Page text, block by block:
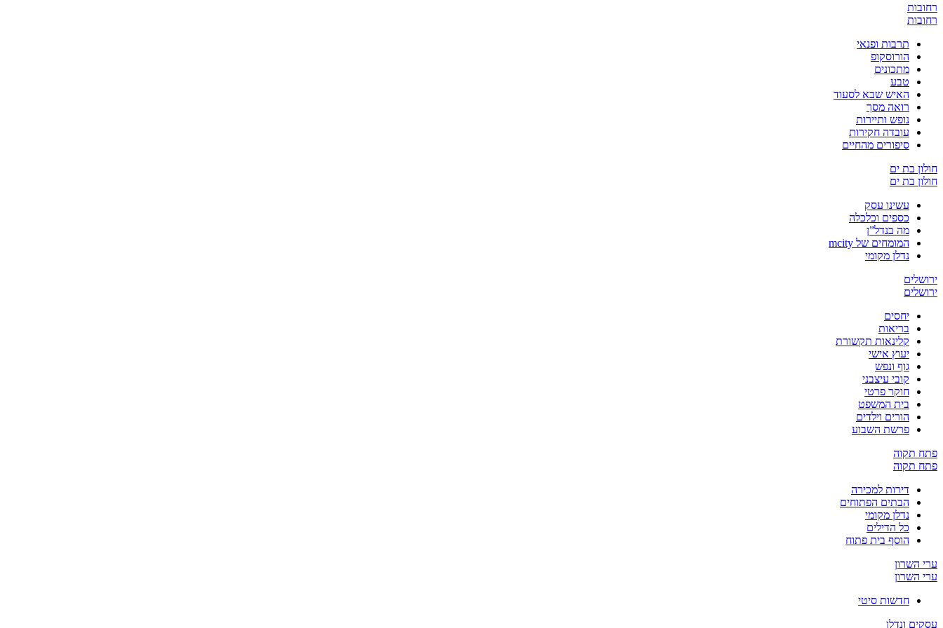
רחובות
רחובות
תרבות ופנאי
הורוסקופ
מתכונים
טבע
האיש שבא לסעוד
רואה מסך
נופש ותיירות
עובדה חקירות
סיפורים מהחיים
חולון בת ים
חולון בת ים
עשינו עסק
כספים וכלכלה
מה בנדל”ן
המומחים של mcity
נדלן מקומי
ירושלים
ירושלים
יחסים
בריאות
קלינאות תקשורת
יעוץ אישי
גוף ונפש
קובי עיצבני
חוקר פרטי
בית המשפט
הורים וילדים
פרשת השבוע
פתח תקוה
פתח תקוה
דירות למכירה
הבתים הפתוחים
נדלן מקומי
כל הדילים
הוסף בית פתוח
ערי השרון
ערי השרון
חדשות סיטי
עסקים ונדלן